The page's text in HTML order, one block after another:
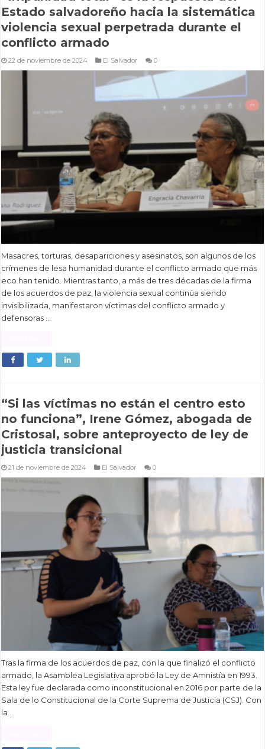
Estado salvadoreño hacia la sistemática
violencia sexual perpetrada durante el
conflicto armado
22 de noviembre de 2024 El Salvador 0
Masacres, torturas, desapariciones y asesinatos, son algunos de los
crímenes de lesa humanidad durante el conflicto armado que más
eco han tenido. Mientras tanto, a más de tres décadas de la firma
de los acuerdos de paz, la violencia sexual continúa siendo
invisibilizada, manifestaron víctimas del conflicto armado y
defensoras …
“Si las víctimas no están el centro esto
no funciona”, Irene Gómez, abogada de
Cristosal, sobre anteproyecto de ley de
justicia transicional
21 de noviembre de 2024 El Salvador 0
Tras la firma de los acuerdos de paz, con la que finalizó el conflicto
armado, la Asamblea Legislativa aprobó la Ley de Amnistía en 1993.
Esta ley fue declarada como inconstitucional en 2016 por parte de la
Sala de lo Constitucional de la Corte Suprema de Justicia (CSJ). Con
la …